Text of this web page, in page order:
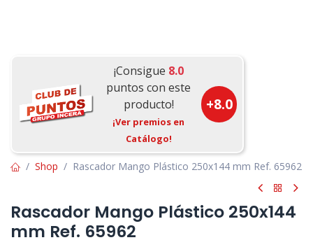
¡Consigue 8.0
puntos con este
producto!
¡Ver premios en
Catálogo!
+8.0
Shop Rascador Mango Plástico 250x144 mm Ref. 65962
Rascador Mango Plástico 250x144
mm Ref. 65962